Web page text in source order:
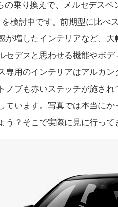
の乗り換えで、メルセデス
検討中です。前期型に比べ
が増したインテリアなど、
セデスと思わせる機能やボ
専用のインテリアはアルカ
ノブも赤いステッチが施さ
ています。写真では本当に
う？そこで実際に見に行って